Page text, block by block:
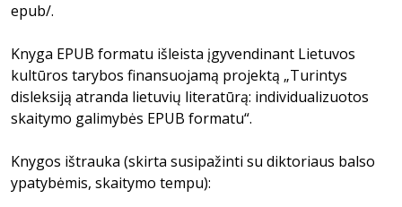
epub/.
Knyga EPUB formatu išleista įgyvendinant Lietuvos
kultūros tarybos finansuojamą projektą „Turintys
disleksiją atranda lietuvių literatūrą: individualizuotos
skaitymo galimybės EPUB formatu“.
Knygos ištrauka (skirta susipažinti su diktoriaus balso
ypatybėmis, skaitymo tempu):